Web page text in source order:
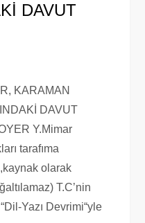
DAVUT
KARAMAN
DAVUT
Y.Mimar
tarafıma
,kaynak olarak
T.C’nin
Yazı Devrimi“yle